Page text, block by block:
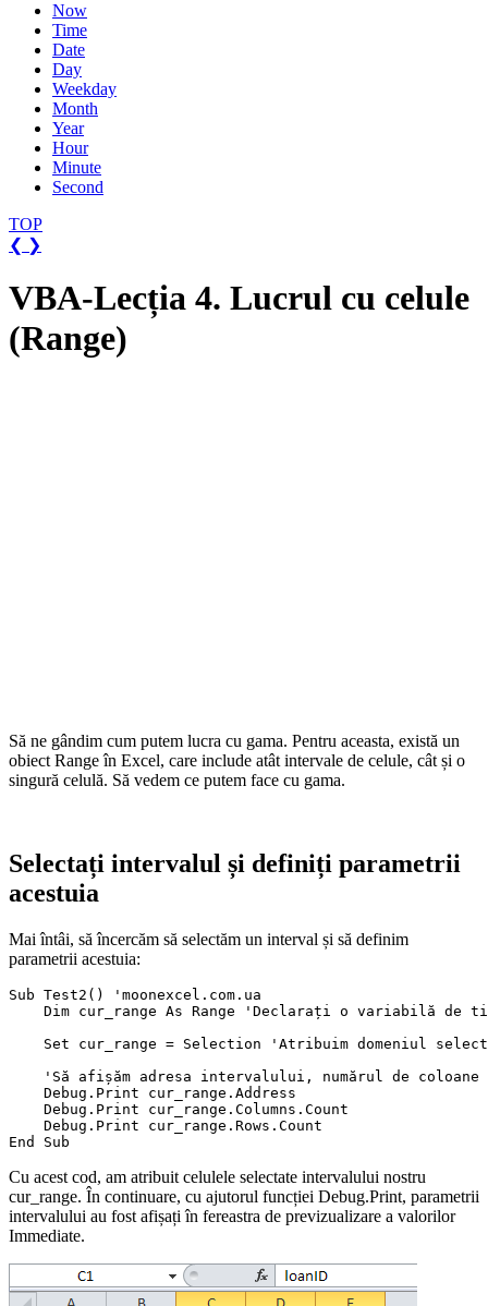
Now
Time
Date
Day
Weekday
Month
Year
Hour
Minute
Second
TOP
❮ ❯
VBA-Lecția 4. Lucrul cu celule
(Range)
Să ne gândim cum putem lucra cu gama. Pentru aceasta, există un
obiect Range în Excel, care include atât intervale de celule, cât și o
singură celulă. Să vedem ce putem face cu gama.
Selectați intervalul și definiți parametrii
acestuia
Mai întâi, să încercăm să selectăm un interval și să definim
parametrii acestuia:
Sub Test2() 'moonexcel.com.ua
Dim cur_range As Range 'Declarați o variabilă de
Set cur_range = Selection 'Atribuim domeniul
'Să afișăm adresa intervalului, numărul de
    Debug.Print cur_range.Address
    Debug.Print cur_range.Columns.Count
    Debug.Print cur_range.Rows.Count
Cu acest cod, am atribuit celulele selectate intervalului nostru
cur_range. În continuare, cu ajutorul funcției Debug.Print, parametrii
intervalului au fost afișați în fereastra de previzualizare a valorilor
Immediate.